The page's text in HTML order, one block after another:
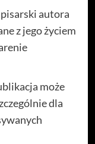
autora
z jego życiem
może
dla